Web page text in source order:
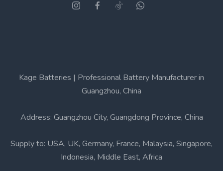
Kage Batteries | Professional Battery Manufacturer in
Guangzhou, China
Address: Guangzhou City, Guangdong Province, China
Supply to: USA, UK, Germany, France, Malaysia, Singapore,
Indonesia, Middle East, Africa